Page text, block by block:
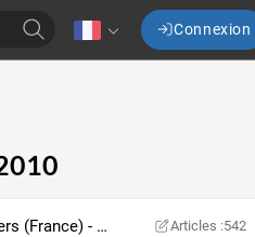
Connexion
Blog de gatebourse Les Herbiers (France) - Voyages à vélo Articles :542